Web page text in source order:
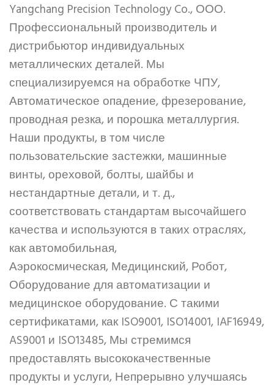
Yangchang Precision Technology Co., ООО.
Профессиональный производитель и
дистрибьютор индивидуальных
металлических деталей. Мы
специализируемся на обработке ЧПУ,
Автоматическое опадение, фрезерование,
проводная резка, и порошка металлургия.
Наши продукты, в том числе
пользовательские застежки, машинные
винты, ореховой, болты, шайбы и
нестандартные детали, и т. д.,
соответствовать стандартам высочайшего
качества и используются в таких отраслях,
как автомобильная,
Аэрокосмическая, Медицинский, Робот,
Оборудование для автоматизации и
медицинское оборудование. С такими
сертификатами, как ISO9001, ISO14001, IAF16949,
AS9001 и ISO13485, Мы стремимся
предоставлять высококачественные
продукты и услуги, Непрерывно улучшаясь